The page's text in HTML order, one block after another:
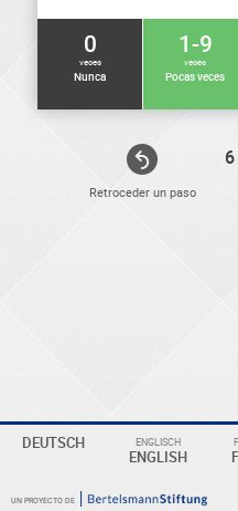
Retroceder un paso
0
veces
Nunca
1-9
veces
Pocas veces
DEUTSCH ENGLISCH
ENGLISH
UN PROYECTO DE
ELEKTRONIKER
Überschrift